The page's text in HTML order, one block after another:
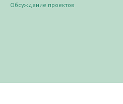
Обсуждение проектов